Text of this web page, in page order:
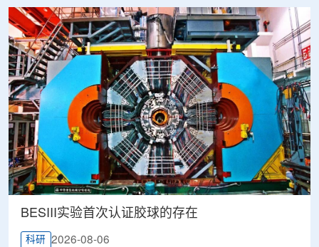
BESIII实验首次认证胶球的存在
科研 2026-08-06